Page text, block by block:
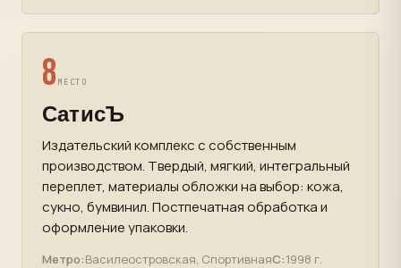
8 МЕСТО
СатисЪ
Издательский комплекс с собственным
производством. Твердый, мягкий, интегральный
переплет, материалы обложки на выбор: кожа,
сукно, бумвинил. Постпечатная обработка и
оформление упаковки.
Метро:Василеостровская, СпортивнаяС:1998 г.